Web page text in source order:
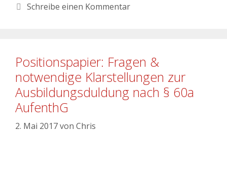
Schreibe einen Kommentar
Positionspapier: Fragen &
notwendige Klarstellungen zur
Ausbildungsduldung nach § 60a
AufenthG
2. Mai 2017von Chris